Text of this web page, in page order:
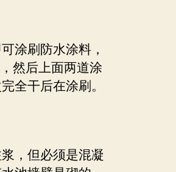
涂刷防水涂料，
然后上面两道涂
全干后在涂刷。
，但必须是混凝